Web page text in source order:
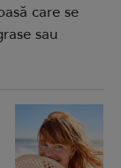
care se
sau